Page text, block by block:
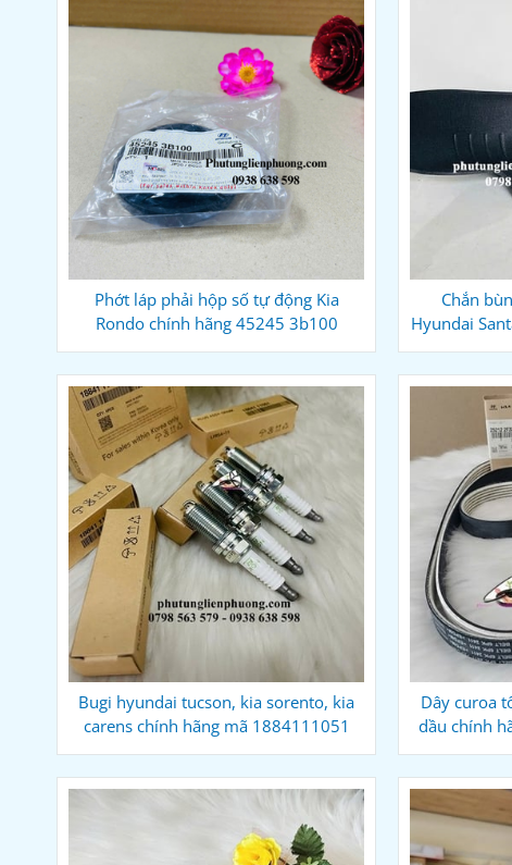
Phớt láp phải hộp số tự động Kia
Rondo chính hãng 45245 3b100
Chắn
Hyundai
Bugi hyundai tucson, kia sorento, kia
carens chính hãng mã 1884111051
Dây curoa
dầu chính